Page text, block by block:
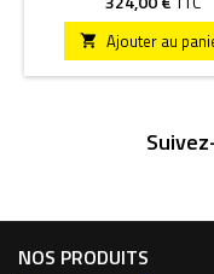
 Ajouter au
NOS PRODUITS